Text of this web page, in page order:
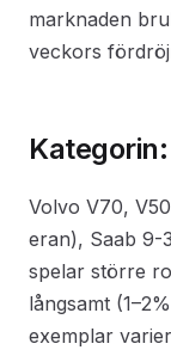
marknaden
veckors
Volvo V70,
eran), Saab 9-
spelar större
långsamt
exemplar